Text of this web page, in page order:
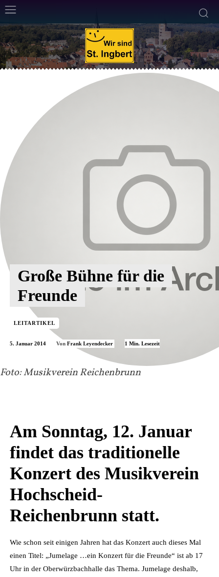
Foto: Musikverein Reichenbrunn
Große Bühne für die
Freunde
LEITARTIKEL
5. Januar 2014 Von Frank Leyendecker 1 Min. Lesezeit
Am Sonntag, 12. Januar
findet das traditionelle
Konzert des Musikverein
Hochscheid-
Reichenbrunn statt.
Wie schon seit einigen Jahren hat das Konzert auch dieses Mal
einen Titel: „Jumelage …ein Konzert für die Freunde“ ist ab 17
Uhr in der Oberwürzbachhalle das Thema. Jumelage deshalb,